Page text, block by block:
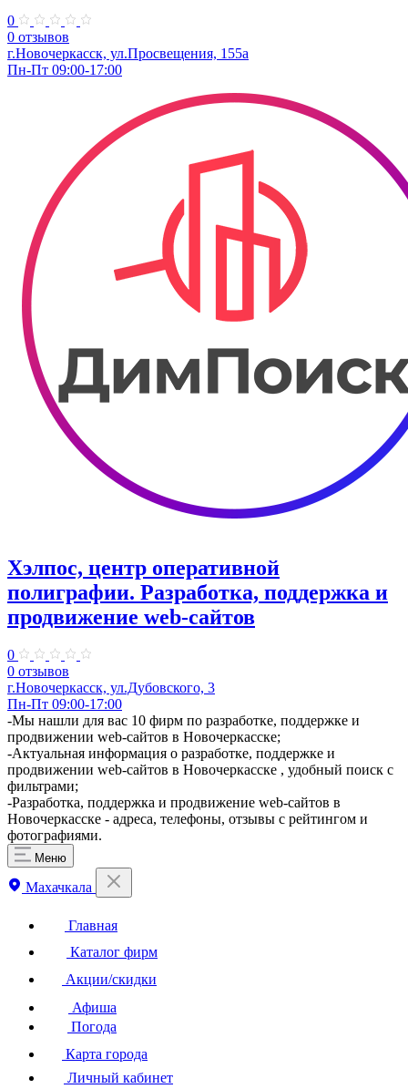
0
0 отзывов
г.Новочеркасск, ул.Просвещения, 155а
Пн-Пт 09:00-17:00
Хэлпос, центр оперативной
полиграфии. Разработка, поддержка и
продвижение web-сайтов
0
0 отзывов
г.Новочеркасск, ул.Дубовского, 3
Пн-Пт 09:00-17:00
​-Мы нашли для вас 10 фирм по разработке, поддержке и
продвижении web-сайтов в Новочеркасске;
-Актуальная информация о разработке, поддержке и
продвижении web-сайтов в Новочеркасске , удобный поиск с
фильтрами;
-Разработка, поддержка и продвижение web-сайтов в
Новочеркасске - адреса, телефоны, отзывы с рейтингом и
фотографиями.
Меню
Махачкала
Главная
Каталог фирм
Акции/скидки
Афиша
Погода
Карта города
Личный кабинет